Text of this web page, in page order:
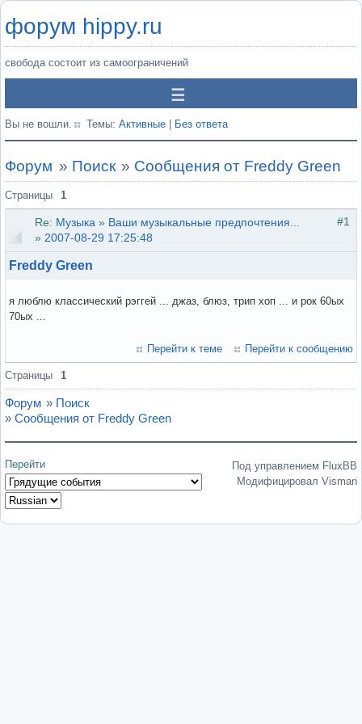
форум hippy.ru
свобода состоит из самоограничений
Вы не вошли. Темы: Активные Без ответа
Форум » Поиск » Сообщения от Freddy Green
Страницы 1
#1
Re: Музыка » Ваши музыкальные предпочтения...
» 2007-08-29 17:25:48
Freddy Green
я люблю классический рэггей ... джаз, блюз, трип хоп ... и рок 60ых
70ых ...
Перейти к теме Перейти к сообщению
Страницы 1
Форум » Поиск
» Сообщения от Freddy Green
Перейти
Под управлением FluxBB
Модифицировал Visman